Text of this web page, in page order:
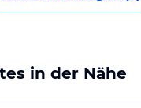
in der Nähe